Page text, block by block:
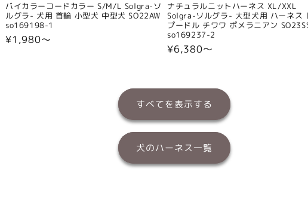
バイカラーコードカラー S/M/L Solgra-ソ
ルグラ- 犬用 首輪 小型犬 中型犬 SO22AW
so169198-1
通
¥1,980〜
ナチュラルニットハーネス XL/XXL
Solgra-ソルグラ- 大型犬用 ハーネス
プードル チワワ ポメラニアン
so169237-2
通
格
¥6,380〜
すべてを表示する
犬のハーネス一覧